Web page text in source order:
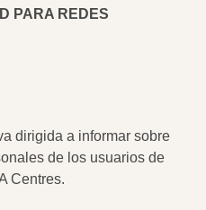
PARA REDES
dirigida a informar sobre
de los usuarios de
Centres.